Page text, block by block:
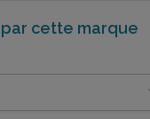
par cette marque